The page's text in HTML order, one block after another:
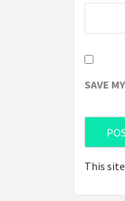
SAVE
This